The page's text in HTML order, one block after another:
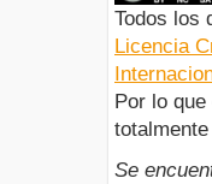
Todos los
Licencia
Por lo
Se